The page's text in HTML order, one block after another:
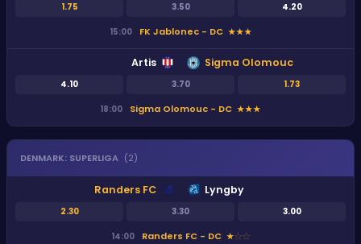
1.75 3.50 4.20
15:00 FK Jablonec - DC ★★★
Artis
4.10 3.70 1.73
Sigma Olomouc
18:00 Sigma Olomouc - DC ★★★
DENMARK: SUPERLIGA (2)
Randers FC
2.30 3.30 3.00
Lyngby
14:00 Randers FC - DC ★★★